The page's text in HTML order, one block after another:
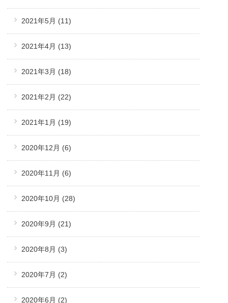
2021年5月 (11)
2021年4月 (13)
2021年3月 (18)
2021年2月 (22)
2021年1月 (19)
2020年12月 (6)
2020年11月 (6)
2020年10月 (28)
2020年9月 (21)
2020年8月 (3)
2020年7月 (2)
2020年6月 (2)